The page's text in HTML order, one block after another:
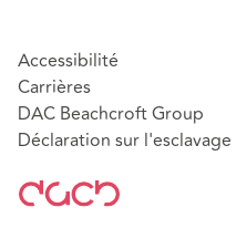
Accessibilité
Carrières
DAC Beachcroft Group
Déclaration sur l'esclavage